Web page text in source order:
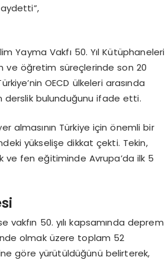
Yayma Vakfı 50. Yıl Kütüphaneleri
ve öğretim süreçlerinde son 20
OECD ülkeleri arasında
derslik bulunduğunu ifade etti.
almasının Türkiye için önemli bir
yükselişe dikkat çekti. Tekin,
ve fen eğitiminde Avrupa’da ilk 5
vakfın 50. yılı kapsamında deprem
olmak üzere toplam 52
göre yürütüldüğünü belirterek,